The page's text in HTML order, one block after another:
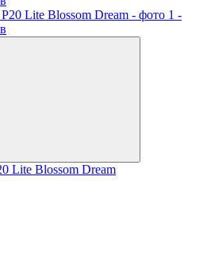
Lite Blossom Dream